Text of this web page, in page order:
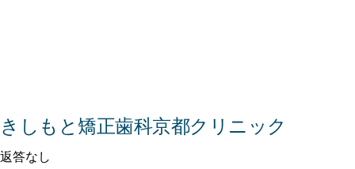
きしもと矯正歯科京都クリニック
返答なし